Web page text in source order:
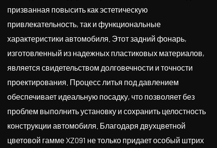
призванная повысить как эстетическую
привлекательность, так и функциональные
характеристики автомобиля. Этот задний фонарь,
изготовленный из надежных пластиковых материалов,
является свидетельством долговечности и точности
проектирования. Процесс литья под давлением
обеспечивает идеальную посадку, что позволяет без
проблем выполнить установку и сохранить целостность
конструкции автомобиля. Благодаря двухцветной
цветовой гамме XZ091 не только придает особый штрих